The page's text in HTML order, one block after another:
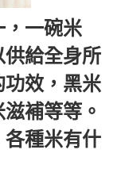
，一碗米
給全身所
效，黑米
補等等。
種米有什